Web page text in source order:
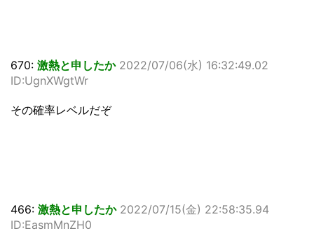
670: 激熱と申したか 2022/07/06(水) 16:32:49.02
ID:UgnXWgtWr
その確率レベルだぞ
466: 激熱と申したか 2022/07/15(金) 22:58:35.94
ID:EasmMnZH0